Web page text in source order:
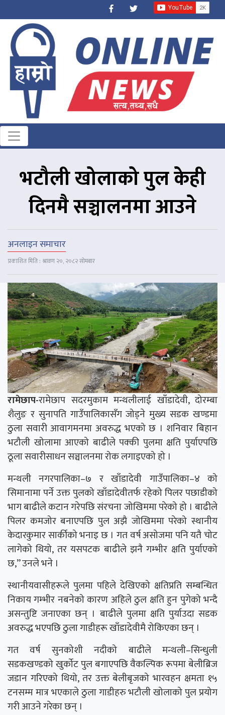
भटौली खोलाको पुल केही
दिनमै सञ्चालनमा आउने
अनलाइन समाचार
प्रकाशित मिति : श्रावण २०, २०८२ सोमबार
रामेछाप-रामेछाप सदरमुकाम मन्थलीलाई खाँडादेवी, दोरम्बा
शैलुङ र सुनापति गाउँपालिकासँग जोड्ने मुख्य सडक खण्डमा
ठुला सवारी आवागमनमा अवरुद्ध भएको छ । शनिवार बिहान
भटौली खोलामा आएको बाढीले पक्की पुलमा क्षति पुर्याएपछि
ठूला सवारीसाधन सञ्चालनमा रोक लगाइएको हो ।
मन्थली नगरपालिका–७ र खाँडादेवी गाउँपालिका–४ को
सिमानामा पर्ने उक्त पुलको खाँडादेवीतर्फ रहेको पिलर पछाडीको
भाग बाढीले कटान गरेपछि संरचना जोखिममा परेको हो । बाढीले
पिलर कमजोर बनाएपछि पुल अझै जोखिममा परेको स्थानीय
केदारकुमार सार्कीको भनाइ छ । गत वर्ष असोजमा पनि यतै चोट
लागेको थियो, तर यसपटक बाढीले झनै गम्भीर क्षति पुर्याएको
छ,” उनले भने ।
स्थानीयवासीहरूले पुलमा पहिले देखिएको क्षतिप्रति सम्बन्धित
निकाय गम्भीर नबनेको कारण अहिले ठुल क्षति हुन पुगेको भन्दै
असन्तुष्टि जनाएका छन् । बाढीले पुलमा क्षति पुर्याउदा सडक
अवरुद्ध भएपछि ठुला गाडीहरू खाँडादेवीमै रोकिएका छन् ।
गत वर्ष सुनकोशी नदीको बाढीले मन्थली–सिन्धुली
सडकखण्डको खुर्कोट पुल बगाएपछि वैकल्पिक रूपमा बेलीब्रिज
जडान गरिएको थियो, तर उक्त बेलीबृजको भारवहन क्षमता १५
टनसम्म मात्र भएकाले ठुला गाडीहरु भटौली खोलाको पुल प्रयोग
गरी आउने गरेका छन् ।